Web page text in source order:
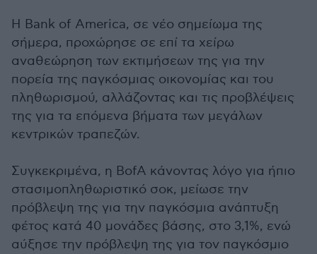
Η Bank of America, σε νέο σημείωμα της
σήμερα, προχώρησε σε επί τα χείρω
αναθεώρηση των εκτιμήσεων της για την
πορεία της παγκόσμιας οικονομίας και του
πληθωρισμού, αλλάζοντας και τις προβλέψεις
της για τα επόμενα βήματα των μεγάλων
κεντρικών τραπεζών.
Συγκεκριμένα, η BofA κάνοντας λόγο για ήπιο
στασιμοπληθωριστικό σοκ, μείωσε την
πρόβλεψη της για την παγκόσμια ανάπτυξη
φέτος κατά 40 μονάδες βάσης, στο 3,1%, ενώ
αύξησε την πρόβλεψη της για τον παγκόσμιο